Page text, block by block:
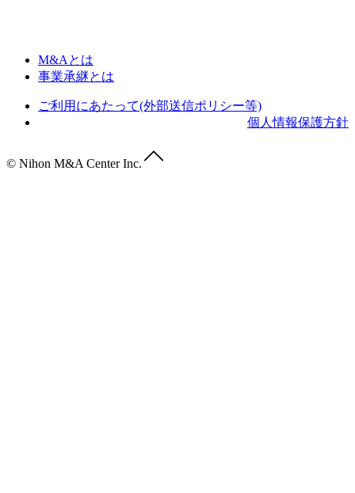
M&Aとは
事業承継とは
ご利用にあたって(外部送信ポリシー等)
個人情報保護方針
© Nihon M&A Center Inc.